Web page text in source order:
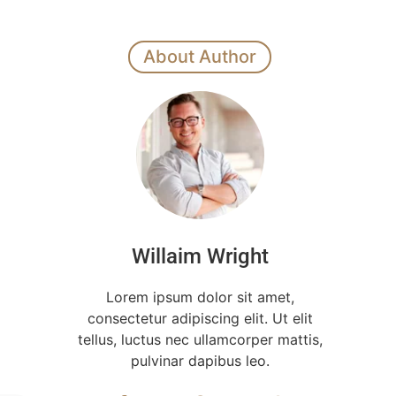
About Author
Willaim Wright
Lorem ipsum dolor sit amet,
consectetur adipiscing elit. Ut elit
tellus, luctus nec ullamcorper mattis,
pulvinar dapibus leo.